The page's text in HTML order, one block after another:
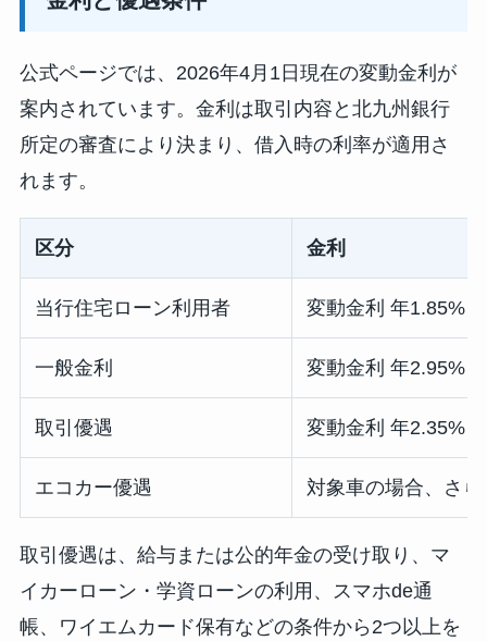
公式ページでは、2026年4月1日現在の変動金利が
案内されています。金利は取引内容と北九州銀行
所定の審査により決まり、借入時の利率が適用さ
れます。
区分 金利
当行住宅ローン利用者 変動金利 年1.85%
一般金利 変動金利 年2.95%
取引優遇 変動金利 年2.35%
エコカー優遇 対象車の場合、さ
取引優遇は、給与または公的年金の受け取り、マ
イカーローン・学資ローンの利用、スマホde通
帳、ワイエムカード保有などの条件から2つ以上を